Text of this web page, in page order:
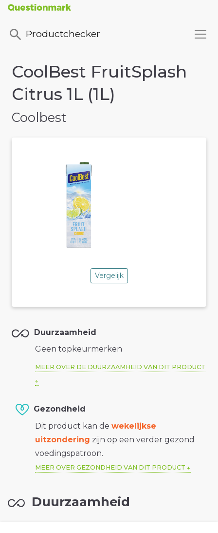
Productchecker
CoolBest FruitSplash
Citrus 1L (1L)
Coolbest
Vergelijk
Duurzaamheid
Geen topkeurmerken
MEER OVER DE DUURZAAMHEID VAN DIT PRODUCT
Gezondheid
Dit product kan de wekelijkse
uitzondering zijn op een verder gezond
voedingspatroon.
MEER OVER GEZONDHEID VAN DIT PRODUCT
Duurzaamheid